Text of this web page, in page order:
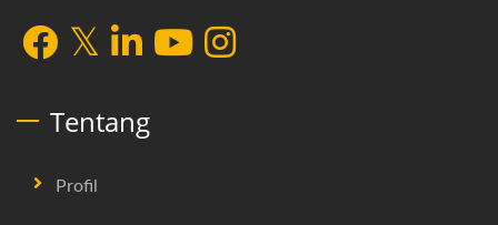
Tentang
Profil